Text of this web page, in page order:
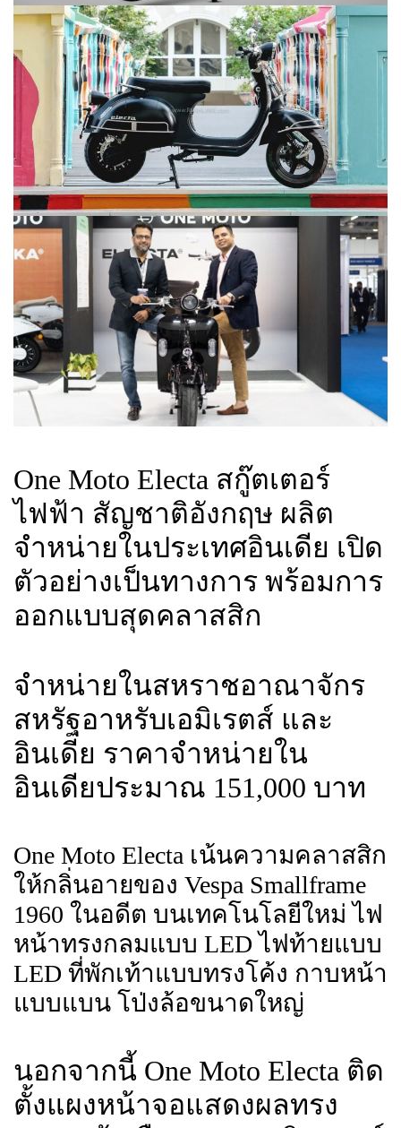
One Moto Electa สกู๊ตเตอร์
ไฟฟ้า สัญชาติอังกฤษ ผลิต
จำหน่ายในประเทศอินเดีย เปิด
ตัวอย่างเป็นทางการ พร้อมการ
ออกแบบสุดคลาสสิก
จำหน่ายในสหราชอาณาจักร
สหรัฐอาหรับเอมิเรตส์ และ
อินเดีย ราคาจำหน่ายใน
อินเดียประมาณ 151,000 บาท
One Moto Electa เน้นความคลาสสิก
ให้กลิ่นอายของ Vespa Smallframe
1960 ในอดีต บนเทคโนโลยีใหม่ ไฟ
หน้าทรงกลมแบบ LED ไฟท้ายแบบ
LED ที่พักเท้าแบบทรงโค้ง กาบหน้า
แบบแบน โป่งล้อขนาดใหญ่
นอกจากนี้ One Moto Electa ติด
ตั้งแผงหน้าจอแสดงผลทรง